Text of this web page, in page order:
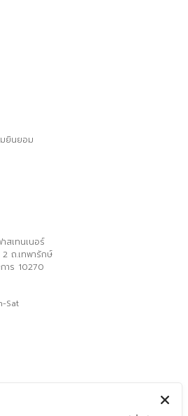
ยินยอม
เทนเนอร์
ถ.เทพารักษ์
าร 10270
Sat